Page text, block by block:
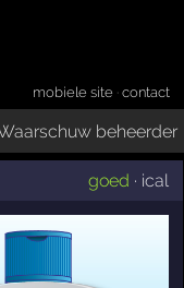
mobiele site ·contact
goed · ical